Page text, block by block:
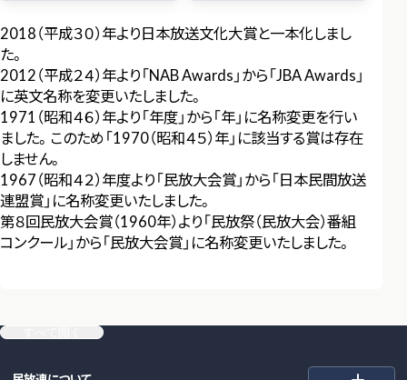
2018（平成３０）年より日本放送文化大賞と一本化しまし
た。
2012（平成２４）年より「NAB Awards」から「JBA Awards」
に英文名称を変更いたしました。
1971（昭和４６）年より「年度」から「年」に名称変更を行い
ました。このため「1970（昭和４５）年」に該当する賞は存在
しません。
1967（昭和４２）年度より「民放大会賞」から「日本民間放送
連盟賞」に名称変更いたしました。
第８回民放大会賞（1960年）より「民放祭（民放大会）番組
コンクール」から「民放大会賞」に名称変更いたしました。